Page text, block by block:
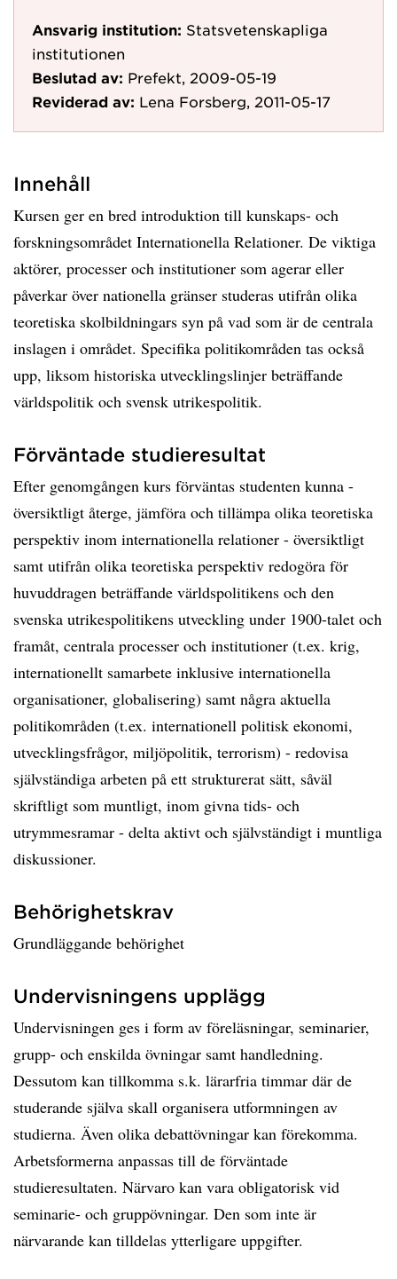
Ansvarig institution: Statsvetenskapliga
institutionen
Beslutad av: Prefekt, 2009-05-19
Reviderad av: Lena Forsberg, 2011-05-17
Innehåll
Kursen ger en bred introduktion till kunskaps- och
forskningsområdet Internationella Relationer. De viktiga
aktörer, processer och institutioner som agerar eller
påverkar över nationella gränser studeras utifrån olika
teoretiska skolbildningars syn på vad som är de centrala
inslagen i området. Specifika politikområden tas också
upp, liksom historiska utvecklingslinjer beträffande
världspolitik och svensk utrikespolitik.
Förväntade studieresultat
Efter genomgången kurs förväntas studenten kunna -
översiktligt återge, jämföra och tillämpa olika teoretiska
perspektiv inom internationella relationer - översiktligt
samt utifrån olika teoretiska perspektiv redogöra för
huvuddragen beträffande världspolitikens och den
svenska utrikespolitikens utveckling under 1900-talet och
framåt, centrala processer och institutioner (t.ex. krig,
internationellt samarbete inklusive internationella
organisationer, globalisering) samt några aktuella
politikområden (t.ex. internationell politisk ekonomi,
utvecklingsfrågor, miljöpolitik, terrorism) - redovisa
självständiga arbeten på ett strukturerat sätt, såväl
skriftligt som muntligt, inom givna tids- och
utrymmesramar - delta aktivt och självständigt i muntliga
diskussioner.
Behörighetskrav
Grundläggande behörighet
Undervisningens upplägg
Undervisningen ges i form av föreläsningar, seminarier,
grupp- och enskilda övningar samt handledning.
Dessutom kan tillkomma s.k. lärarfria timmar där de
studerande själva skall organisera utformningen av
studierna. Även olika debattövningar kan förekomma.
Arbetsformerna anpassas till de förväntade
studieresultaten. Närvaro kan vara obligatorisk vid
seminarie- och gruppövningar. Den som inte är
närvarande kan tilldelas ytterligare uppgifter.